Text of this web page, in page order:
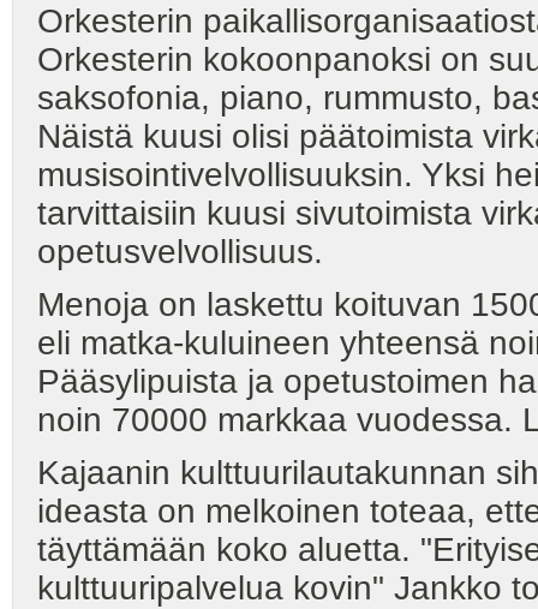
Orkesterin
Orkesterin kokoonpanoksi on
saksofonia, piano, rummusto,
Näistä kuusi olisi päätoimista
musisointivelvollisuuksin. Yksi
tarvittaisiin kuusi sivutoimista
opetusvelvollisuus.
Menoja on laskettu koituvan
eli matka-kuluineen yhteensä
Pääsylipuista ja opetustoimen
noin 70000 markkaa vuodessa.
Kajaanin kulttuurilautakunnan
ideasta on melkoinen toteaa,
täyttämään koko aluetta.
kulttuuripalvelua kovin" Jankko